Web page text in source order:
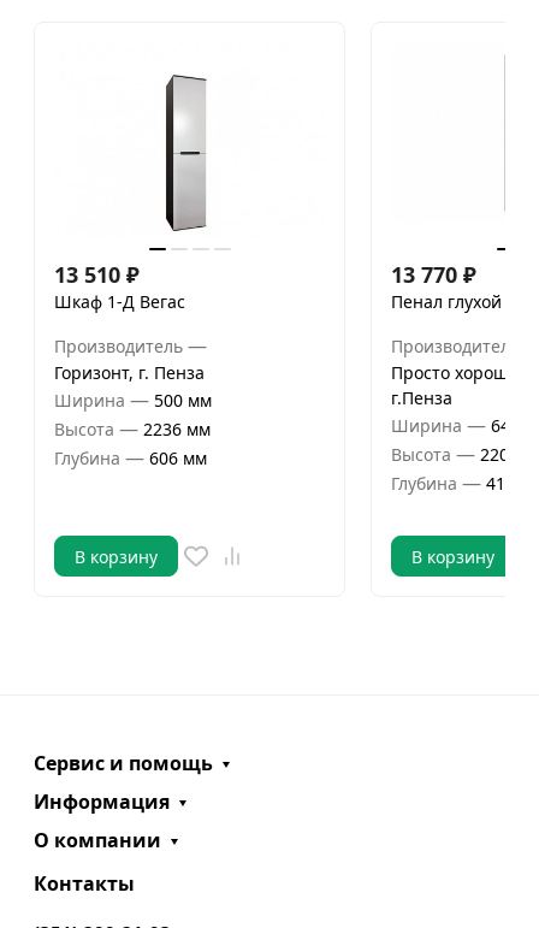
13 510 ₽
Шкаф 1-Д Вегас
Производитель —
Горизонт, г. Пенза
Ширина — 500 мм
Высота — 2236 мм
Глубина — 606 мм
В корзину
13 770 ₽
Пенал глухой
Производитель
Просто хорошая
г.Пенза
Ширина — 643
Высота — 2200
Глубина — 419
В корзину
Сервис и помощь
Информация
О компании
Контакты